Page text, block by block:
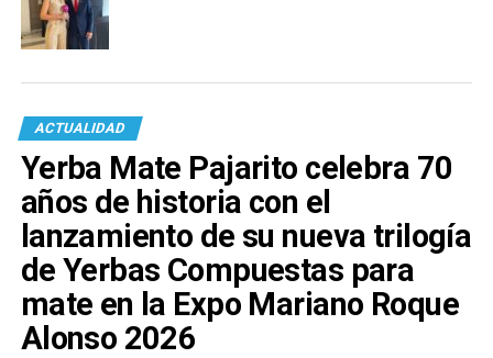
ACTUALIDAD
Yerba Mate Pajarito celebra 70
años de historia con el
lanzamiento de su nueva trilogía
de Yerbas Compuestas para
mate en la Expo Mariano Roque
Alonso 2026